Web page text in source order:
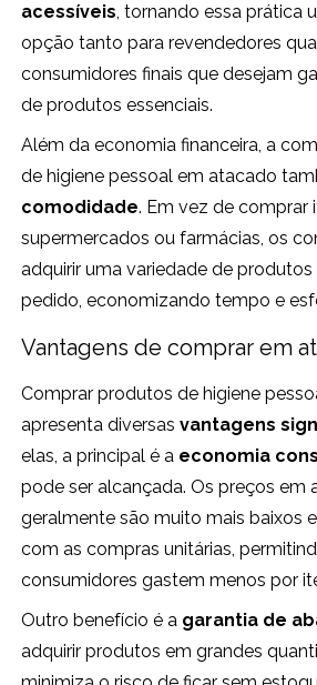
acessíveis, tornando essa prática
opção tanto para revendedores
consumidores finais que desejam
de produtos essenciais.
Além da economia financeira, a
de higiene pessoal em atacado
comodidade. Em vez de comprar
supermercados ou farmácias, os
adquirir uma variedade de
pedido, economizando tempo e
Vantagens de comprar em
Comprar produtos de higiene
apresenta diversasvantagens
elas, a principal é a economia
pode ser alcançada. Os preços em
geralmente são muito mais baixos
com as compras unitárias,
consumidores gastem menos por
Outro benefício é a garantia de
adquirir produtos em grandes